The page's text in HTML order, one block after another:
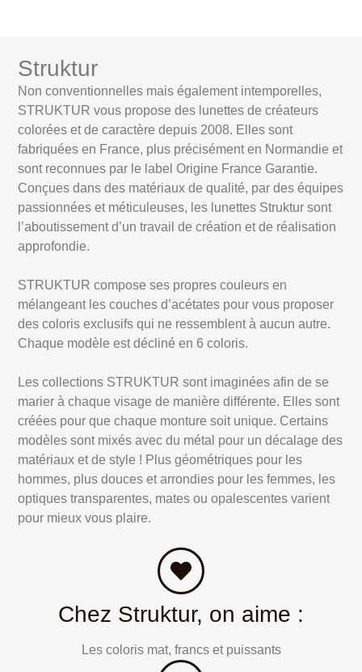
Struktur
Non conventionnelles mais également intemporelles,
STRUKTUR vous propose des lunettes de créateurs
colorées et de caractère depuis 2008. Elles sont
fabriquées en France, plus précisément en Normandie et
sont reconnues par le label Origine France Garantie.
Conçues dans des matériaux de qualité, par des équipes
passionnées et méticuleuses, les lunettes Struktur sont
l’aboutissement d’un travail de création et de réalisation
approfondie.
STRUKTUR compose ses propres couleurs en
mélangeant les couches d’acétates pour vous proposer
des coloris exclusifs qui ne ressemblent à aucun autre.
Chaque modèle est décliné en 6 coloris.
Les collections STRUKTUR sont imaginées afin de se
marier à chaque visage de manière différente. Elles sont
créées pour que chaque monture soit unique. Certains
modèles sont mixés avec du métal pour un décalage des
matériaux et de style ! Plus géométriques pour les
hommes, plus douces et arrondies pour les femmes, les
optiques transparentes, mates ou opalescentes varient
pour mieux vous plaire.
Chez Struktur, on aime :
Les coloris mat, francs et puissants